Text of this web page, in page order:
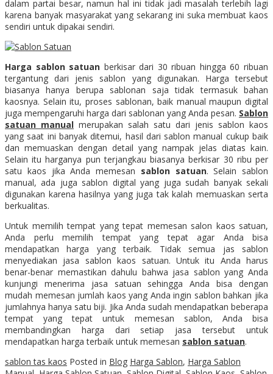
dalam partai besar, namun hal ini tidak jadi masalah terlebih lagi
karena banyak masyarakat yang sekarang ini suka membuat kaos
sendiri untuk dipakai sendiri.
Harga sablon satuan berkisar dari 30 ribuan hingga 60 ribuan
tergantung dari jenis sablon yang digunakan. Harga tersebut
biasanya hanya berupa sablonan saja tidak termasuk bahan
kaosnya. Selain itu, proses sablonan, baik manual maupun digital
juga mempengaruhi harga dari sablonan yang Anda pesan. Sablon
satuan manual merupakan salah satu dari jenis sablon kaos
yang saat ini banyak ditemui, hasil dari sablon manual cukup baik
dan memuaskan dengan detail yang nampak jelas diatas kain.
Selain itu harganya pun terjangkau biasanya berkisar 30 ribu per
satu kaos jika Anda memesan sablon satuan. Selain sablon
manual, ada juga sablon digital yang juga sudah banyak sekali
digunakan karena hasilnya yang juga tak kalah memuaskan serta
berkualitas.
Untuk memilih tempat yang tepat memesan salon kaos satuan,
Anda perlu memilih tempat yang tepat agar Anda bisa
mendapatkan harga yang terbaik. Tidak semua jas sablon
menyediakan jasa sablon kaos satuan. Untuk itu Anda harus
benar-benar memastikan dahulu bahwa jasa sablon yang Anda
kunjungi menerima jasa satuan sehingga Anda bisa dengan
mudah memesan jumlah kaos yang Anda ingin sablon bahkan jika
jumlahnya hanya satu biji. Jika Anda sudah mendapatkan beberapa
tempat yang tepat untuk memesan sablon, Anda bisa
membandingkan harga dari setiap jasa tersebut untuk
mendapatkan harga terbaik untuk memesan sablon satuan.
sablon tas kaos Posted in Blog Harga Sablon, Harga Sablon